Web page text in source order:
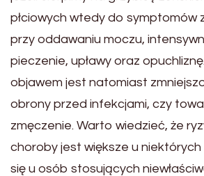
płciowych wtedy do symptomów
przy oddawaniu moczu,
pieczenie, upławy oraz
objawem jest natomiast
obrony przed infekcjami, czy
zmęczenie. Warto wiedzieć, że
choroby jest większe u niektórych
się u osób stosujących